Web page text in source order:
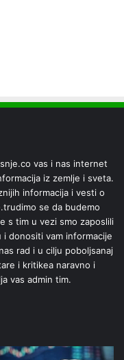
vas i nas internet
iz zemlje i sveta.
informacija i vesti o
se da budemo
s tim u vezi smo zaposlili
donositi vam informacije
rad i u cilju poboljsanaj
i kritikea naravno i
vas admin tim.